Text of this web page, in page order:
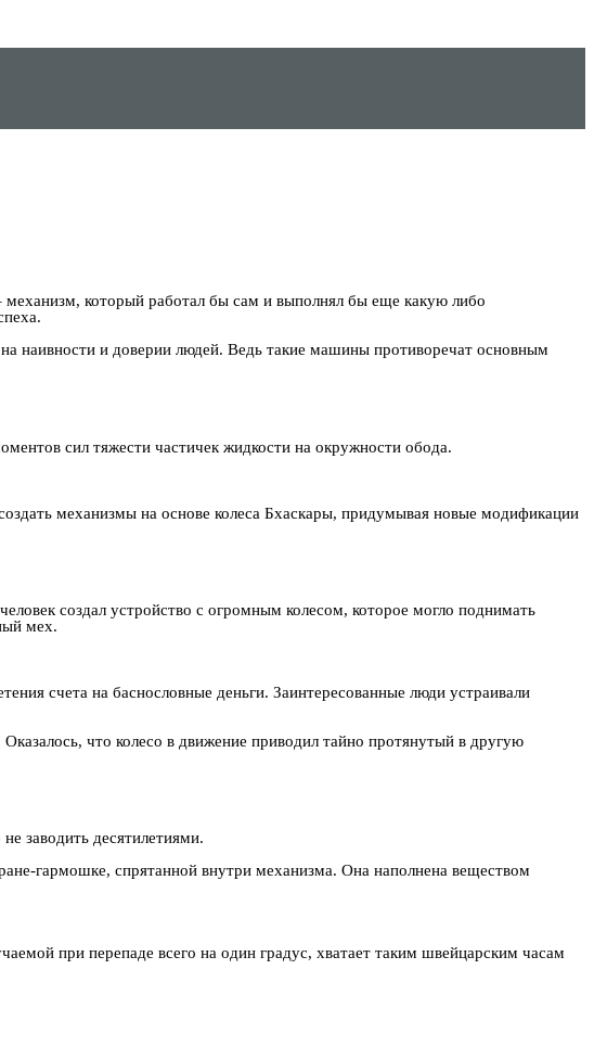
механизм, который работал бы сам и выполнял бы еще какую либо
наивности и доверии людей. Ведь такие машины противоречат основным
сил тяжести частичек жидкости на окружности обода.
механизмы на основе колеса Бхаскары, придумывая новые модификации
создал устройство с огромным колесом, которое могло поднимать
мех.
счета на баснословные деньги. Заинтересованные люди устраивали
что колесо в движение приводил тайно протянутый в другую
заводить десятилетиями.
гармошке, спрятанной внутри механизма. Она наполнена веществом
при перепаде всего на один градус, хватает таким швейцарским часам